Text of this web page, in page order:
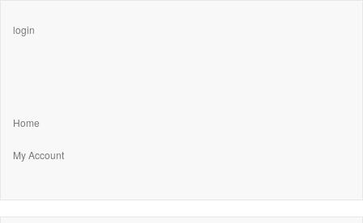
login
Home
My Account